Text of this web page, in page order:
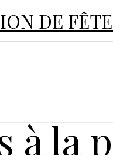
DE
à la